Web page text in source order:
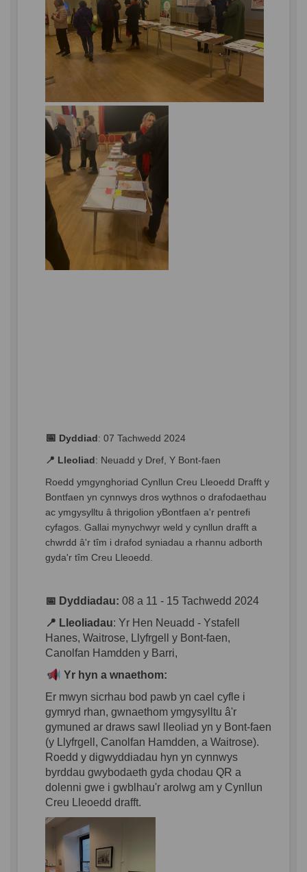
📅 Dyddiad: 07 Tachwedd 2024
📍 Lleoliad: Neuadd y Dref, Y Bont-faen
Roedd ymgynghoriad Cynllun Creu Lleoedd Drafft y
Bontfaen yn cynnwys dros wythnos o drafodaethau
ac ymgysylltu â thrigolion yBontfaen a'r pentrefi
cyfagos. Gallai mynychwyr weld y cynllun drafft a
chwrdd â'r tîm i drafod syniadau a rhannu adborth
gyda'r tîm Creu Lleoedd.
📅 Dyddiadau: 08 a 11 - 15 Tachwedd 2024
📍 Lleoliadau: Yr Hen Neuadd - Ystafell
Hanes, Waitrose, Llyfrgell y Bont-faen,
Canolfan Hamdden y Barri,
Yr hyn awnaethom:
Er mwyn sicrhau bod pawb yn cael cyfle i
gymryd rhan, gwnaethom ymgysylltu â'r
gymuned ar draws sawl lleoliad yn y Bont-faen
(y Llyfrgell , Canolfan Hamdden, a Waitrose).
Roedd y digwyddiadau hyn yn cynnwys
byrddau gwybodaeth gyda chodau QR a
dolenni gwe i gwblhau'r arolwg am y Cynllun
Creu Lleoedd drafft.